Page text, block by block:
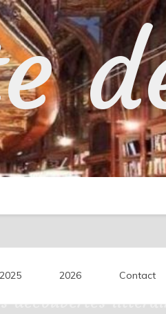
découvertes
2025 2026 Contact